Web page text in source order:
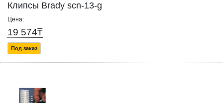
Клипсы Brady scn-13-g
Цена:
19 574₸
Под заказ